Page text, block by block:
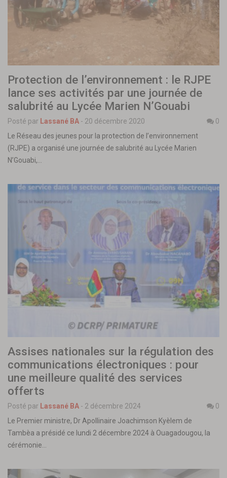
Protection de l’environnement : le RJPE
lance ses activités par une journée de
salubrité au Lycée Marien N’Gouabi
Posté par Lassané BA - 20 décembre 2020
0
Le Réseau des jeunes pour la protection de l’environnement
(RJPE) a organisé une journée de salubrité au Lycée Marien
N’Gouabi,…
Assises nationales sur la régulation des
communications électroniques : pour
une meilleure qualité des services
offerts
Posté par Lassané BA - 2 décembre 2024
0
Le Premier ministre, Dr Apollinaire Joachimson Kyèlem de
Tambèa a présidé ce lundi 2 décembre 2024 à Ouagadougou, la
cérémonie…